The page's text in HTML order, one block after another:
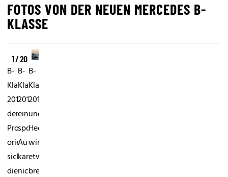
FOTOS VON DER NEUEN MERCEDES B-
KLASSE
1 / 20
B-
Klasse
2012Bei
den
Proportionen
orientiert
sich
die
B-
Klasse
2012Von
einem
sportlichen
Auftritt
kann
nicht
B-
Klasse
2012Front
und
Heck
wirken
etwas
breiter,